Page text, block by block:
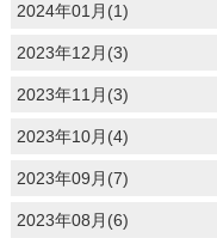
2024年01月(1)
2023年12月(3)
2023年11月(3)
2023年10月(4)
2023年09月(7)
2023年08月(6)